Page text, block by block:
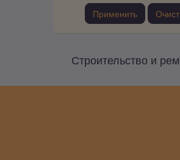
Применить
Строительство и